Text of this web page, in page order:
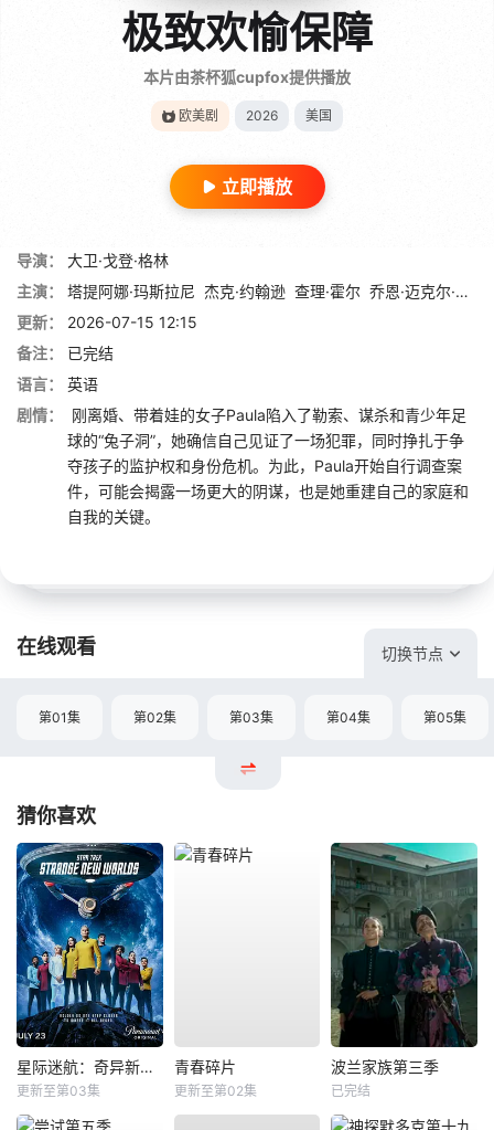
极致欢愉保障
本片由茶杯狐cupfox提供播放
欧美剧 2026 美国
立即播放
导演：
大卫·戈登·格林
主演：
塔提阿娜·玛斯拉尼 杰克·约翰逊 查理·霍尔 乔恩·迈克尔·希尔
更新：
2026-07-15 12:15
备注：
已完结
语言：
英语
剧情：
刚离婚、带着娃的女子Paula陷入了勒索、谋杀和青少年足
球的“兔子洞”，她确信自己见证了一场犯罪，同时挣扎于争
夺孩子的监护权和身份危机。为此，Paula开始自行调查案
件，可能会揭露一场更大的阴谋，也是她重建自己的家庭和
自我的关键。
在线观看 切换节点
第01集 第02集 第03集 第04集 第05集
猜你喜欢
星际迷航：奇异新世界第四季
更新至第03集
青春碎片
更新至第02集
波兰家族第三季
已完结